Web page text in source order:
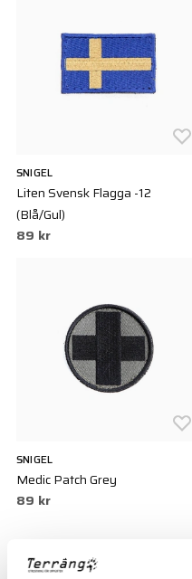
SNIGEL
Liten Svensk Flagga -12
(Blå/Gul)
89 kr
SNIGEL
Medic Patch Grey
89 kr